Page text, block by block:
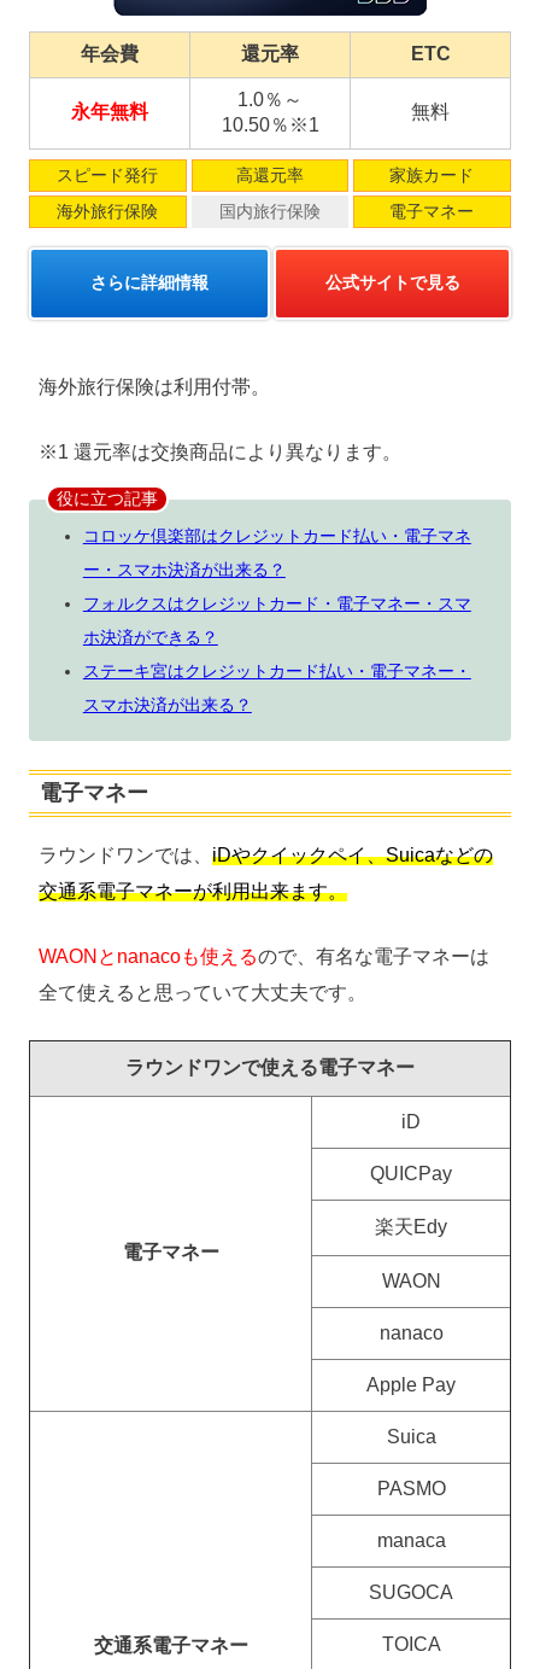
年会費 還元率 ETC
永年無料
1.0％～
10.50％※1
無料
スピード発行 高還元率
家族カード
海外旅行保険
国内旅行保険 電子マネー
さらに詳細情報 公式サイトで見る
海外旅行保険は利用付帯。
※1 還元率は交換商品により異なります。
役に立つ記事
コロッケ倶楽部はクレジットカード払い・電子マネ
ー・スマホ決済が出来る？
フォルクスはクレジットカード・電子マネー・スマ
ホ決済ができる？
ステーキ宮はクレジットカード払い・電子マネー・
スマホ決済が出来る？
電子マネー
ラウンドワンでは、 iDやクイックペイ、Suicaなどの
交通系電子マネーが利用出来ます。
WAONとnanacoも使えるので、有名な電子マネーは
全て使えると思っていて大丈夫です。
ラウンドワンで使える電子マネー
電子マネー
iD
QUICPay
楽天Edy
WAON
nanaco
Apple Pay
交通系電子マネー
Suica
PASMO
manaca
SUGOCA
TOICA